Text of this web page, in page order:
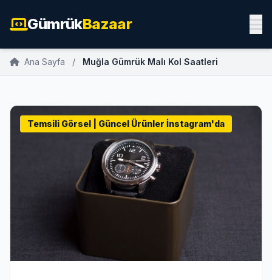
GümrükBazaar
Ana Sayfa / Muğla Gümrük Malı Kol Saatleri
Temsili Görsel | Güncel Ürünler İnstagram'da